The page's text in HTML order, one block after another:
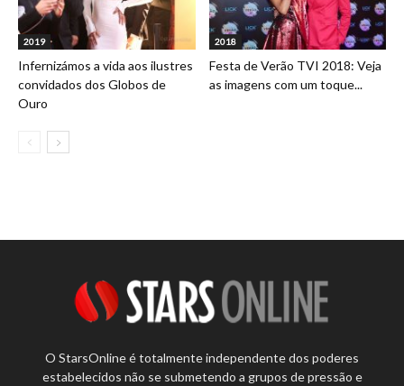
2019
Infernizámos a vida aos ilustres
convidados dos Globos de
Ouro
2018
Festa de Verão TVI 2018: Veja
as imagens com um toque...
O StarsOnline é totalmente independente dos poderes
estabelecidos não se submetendo a grupos de pressão e